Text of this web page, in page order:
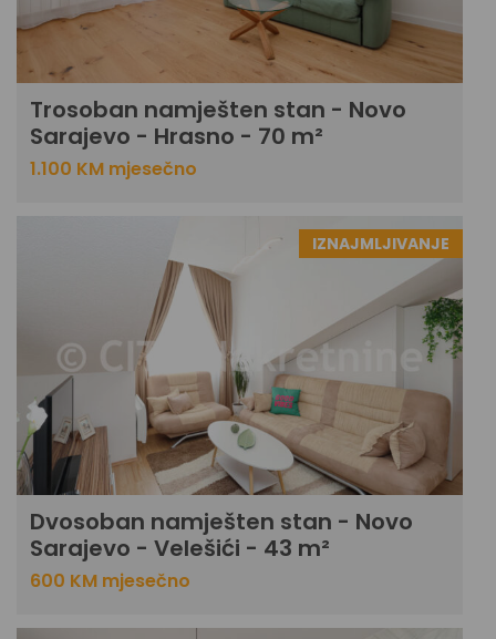
Trosoban namješten stan - Novo
Sarajevo - Hrasno - 70 m²
1.100 KM mjesečno
IZNAJMLJIVANJE
Dvosoban namješten stan - Novo
Sarajevo - Velešići - 43 m²
600 KM mjesečno